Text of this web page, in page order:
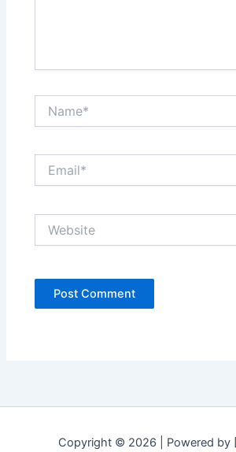
Copyright © 2026 | Powered by